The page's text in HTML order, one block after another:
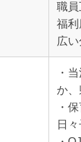
職員
福
広
・
か
・
日